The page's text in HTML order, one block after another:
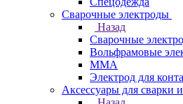
Сварочные электроды
Назад
Сварочные
Вольфрамовые
ММА
Электрод для
Аксессуары для сварки